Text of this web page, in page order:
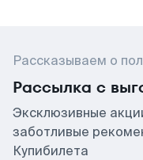
Рассказываем о
Рассылка с
Эксклюзивные
заботливые
Купибилета